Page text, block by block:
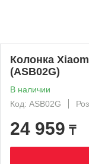
Колонка
(ASB02G)
В наличии
Код: ASB02G
24 959 ₸